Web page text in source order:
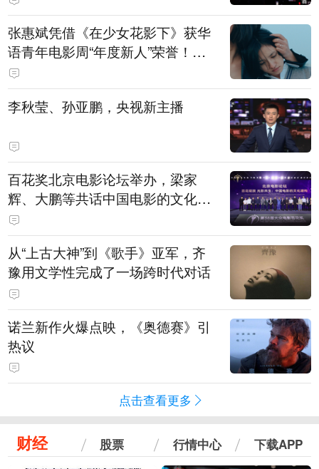
张惠斌凭借《在少女花影下》获华
语青年电影周“年度新人”荣誉！该
电影全程在广州取景，采用粤语对
白，主演均为广州本土演员
李秋莹、孙亚鹏，央视新主播
百花奖北京电影论坛举办，梁家
辉、大鹏等共话中国电影的文化建
构
从“上古大神”到《歌手》亚军，齐
豫用文学性完成了一场跨时代对话
诺兰新作火爆点映，《奥德赛》引
热议
点击查看更多
财经 股票 行情中心 下载APP